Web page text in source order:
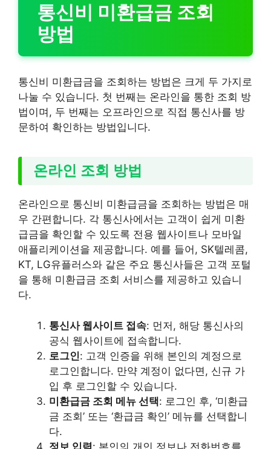
통신비 미환급금 조회
방법
통신비 미환급금을 조회하는 방법은 크게 두 가지로
나눌 수 있습니다. 첫 번째는 온라인을 통한 조회 방
법이며, 두 번째는 오프라인으로 직접 통신사를 방
문하여 확인하는 방법입니다.
온라인 조회 방법
온라인으로 통신비 미환급금을 조회하는 방법은 매
우 간편합니다. 각 통신사에서는 고객이 쉽게 미환
급금을 확인할 수 있도록 전용 웹사이트나 모바일
애플리케이션을 제공합니다. 예를 들어, SK텔레콤,
KT, LG유플러스와 같은 주요 통신사들은 고객 포털
을 통해 미환급금 조회 서비스를 제공하고 있습니
다.
통신사 웹사이트 접속: 먼저, 해당 통신사의
공식 웹사이트에 접속합니다.
로그인: 고객 인증을 위해 본인의 계정으로
로그인합니다. 만약 계정이 없다면, 신규 가
입 후 로그인할 수 있습니다.
미환급금 조회 메뉴 선택: 로그인 후, ‘미환급
금 조회’ 또는 ‘환급금 확인’ 메뉴를 선택합니
다.
정보 입력: 본인의 개인 정보나 전화번호를